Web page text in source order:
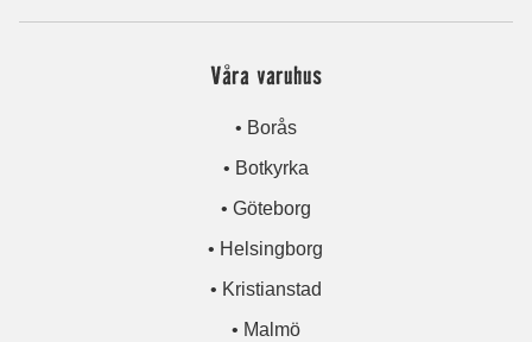
Våra varuhus
• Borås
• Botkyrka
• Göteborg
• Helsingborg
• Kristianstad
• Malmö